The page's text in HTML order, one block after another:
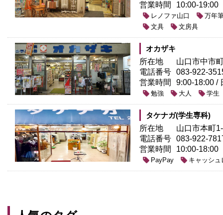
営業時間
10:00-19:00
レノファ山口
万年
文具
文房具
オカザキ
所在地
山口市中市
電話番号 083-922-
営業時間
9:00-18:00 /
勉強 大人 学生
タケナガ(学生専科)
所在地
山口市本町
電話番号 083-922-
営業時間
10:00-18:00
PayPay キャッシュ